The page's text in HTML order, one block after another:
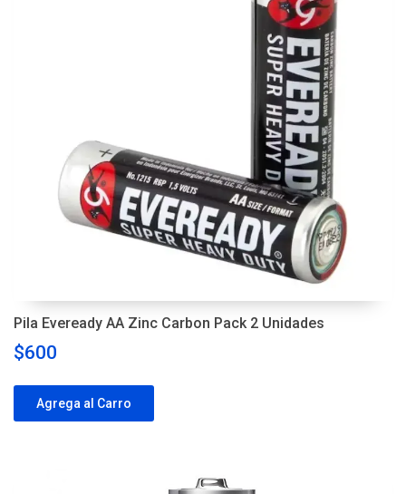
Pila Eveready AA Zinc Carbon Pack 2 Unidades
$600
Agrega al Carro